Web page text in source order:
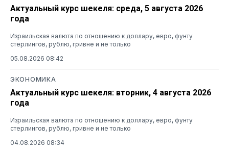
Актуальный курс шекеля: среда, 5 августа 2026
года
Израильская валюта по отношению к доллару, евро, фунту
стерлингов, рублю, гривне и не только
05.08.2026 08:42
ЭКОНОМИКА
Актуальный курс шекеля: вторник, 4 августа 2026
года
Израильская валюта по отношению к доллару, евро, фунту
стерлингов, рублю, гривне и не только
04.08.2026 08:34